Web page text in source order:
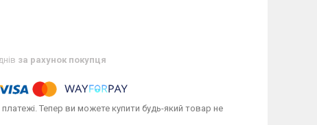
за рахунок покупця
платежі. Тепер ви можете купити будь-який товар не